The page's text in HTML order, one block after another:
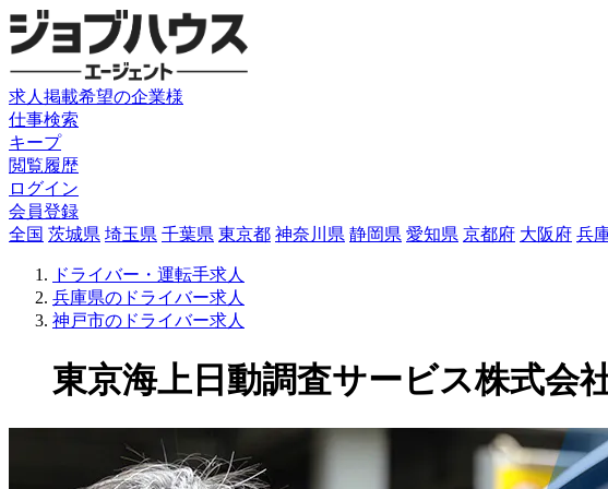
求人掲載希望の企業様
仕事検索
キープ
閲覧履歴
ログイン
会員登録
全国 茨城県 埼玉県 千葉県 東京都 神奈川県 静岡県 愛知県 京都府 大阪府 兵
ドライバー・運転手求人
兵庫県のドライバー求人
神戸市のドライバー求人
東京海上日動調査サービス株式会